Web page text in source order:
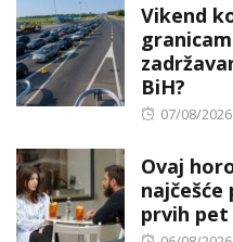
Vikend
BiH?
Posted
07/08/2026
Ovaj
prvih